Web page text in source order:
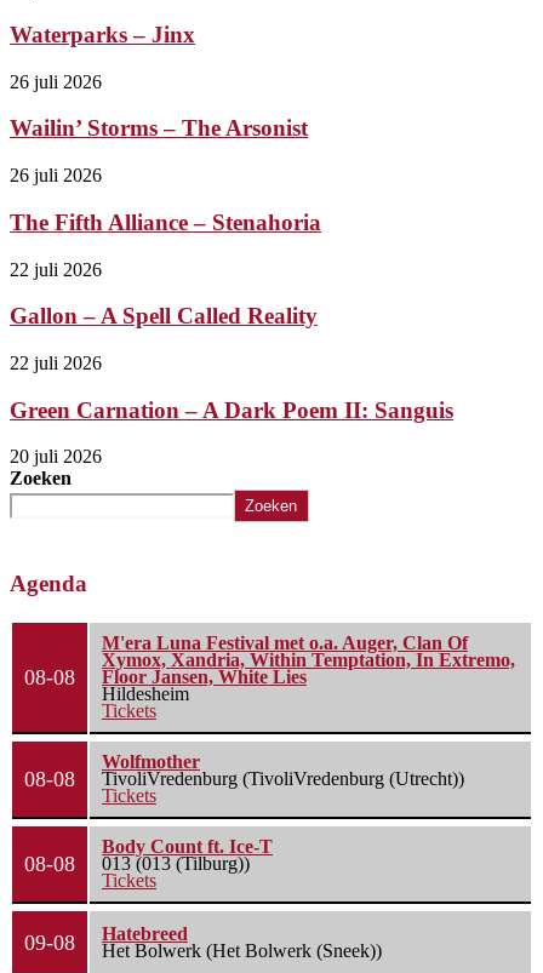
Waterparks – Jinx
26 juli 2026
Wailin’ Storms – The Arsonist
26 juli 2026
The Fifth Alliance – Stenahoria
22 juli 2026
Gallon – A Spell Called Reality
22 juli 2026
Green Carnation – A Dark Poem II: Sanguis
20 juli 2026
Zoeken
Zoeken
Agenda
08-08
M'era Luna Festival met o.a. Auger, Clan Of
Xymox, Xandria, Within Temptation, In Extremo,
Floor Jansen, White Lies
Hildesheim
Tickets
08-08
Wolfmother
TivoliVredenburg (TivoliVredenburg (Utrecht))
Tickets
08-08
Body Count ft. Ice-T
013 (013 (Tilburg))
Tickets
09-08
Hatebreed
Het Bolwerk (Het Bolwerk (Sneek))